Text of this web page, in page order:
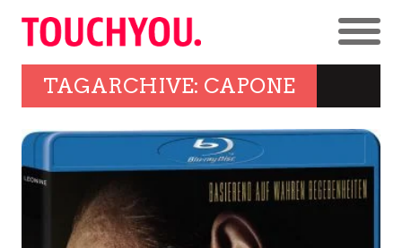
TAGARCHIVE: CAPONE